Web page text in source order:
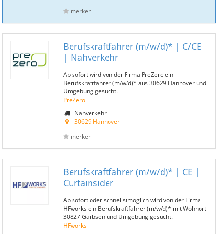
merken
Berufskraftfahrer (m/w/d)* | C/CE
| Nahverkehr
Ab sofort wird von der Firma PreZero ein
Berufskraftfahrer (m/w/d)* aus 30629 Hannover und
Umgebung gesucht.
PreZero
Nahverkehr
30629 Hannover
merken
Berufskraftfahrer (m/w/d)* | CE |
Curtainsider
Ab sofort oder schnellstmöglich wird von der Firma
HFworks ein Berufskraftfahrer (m/w/d)* mit Wohnort
30827 Garbsen und Umgebung gesucht.
HFworks